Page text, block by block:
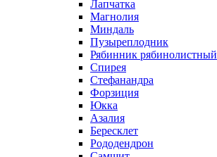
Лапчатка
Магнолия
Миндаль
Пузыреплодник
Рябинник рябинолистный
Спирея
Стефанандра
Форзиция
Юкка
Азалия
Бересклет
Рододендрон